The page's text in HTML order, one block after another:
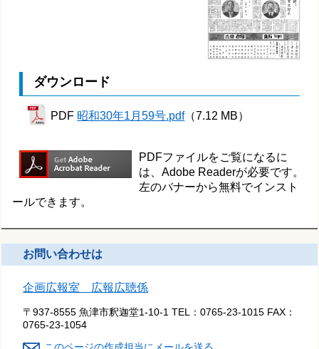
ダウンロード
PDF 昭和30年1月59号.pdf（7.12 MB）
PDFファイルをご覧になるに
は、Adobe Readerが必要です。
左のバナーから無料でインスト
ールできます。
お問い合わせは
企画広報室 広報広聴係
〒937-8555 魚津市釈迦堂1-10-1 TEL：0765-23-1015 FAX：
0765-23-1054